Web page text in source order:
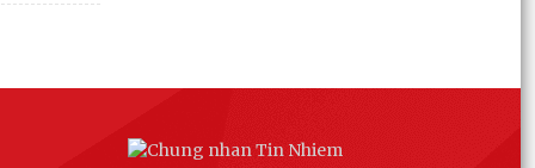
trợ
Xã Thanh Hà tiếp nhận và trao quà ủng hộ cho
gia đình chính sách nhân kỉ niệm 79 năm ngày